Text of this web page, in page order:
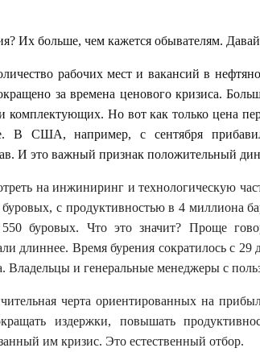
Их больше, чем кажется обывателям.
рабочих мест и вакансий в
за времена ценового кризиса.
комплектующих. Но вот как только цена
В США, например, с сентября
И это важный признак положительный
на инжиниринг и технологическую
с продуктивностью в 4 миллиона
буровых. Что это значит? Проще
длиннее. Время бурения сократилось с
Владельцы и генеральные менеджеры с
черта ориентированных на
издержки, повышать
им кризис. Это естественный отбор.